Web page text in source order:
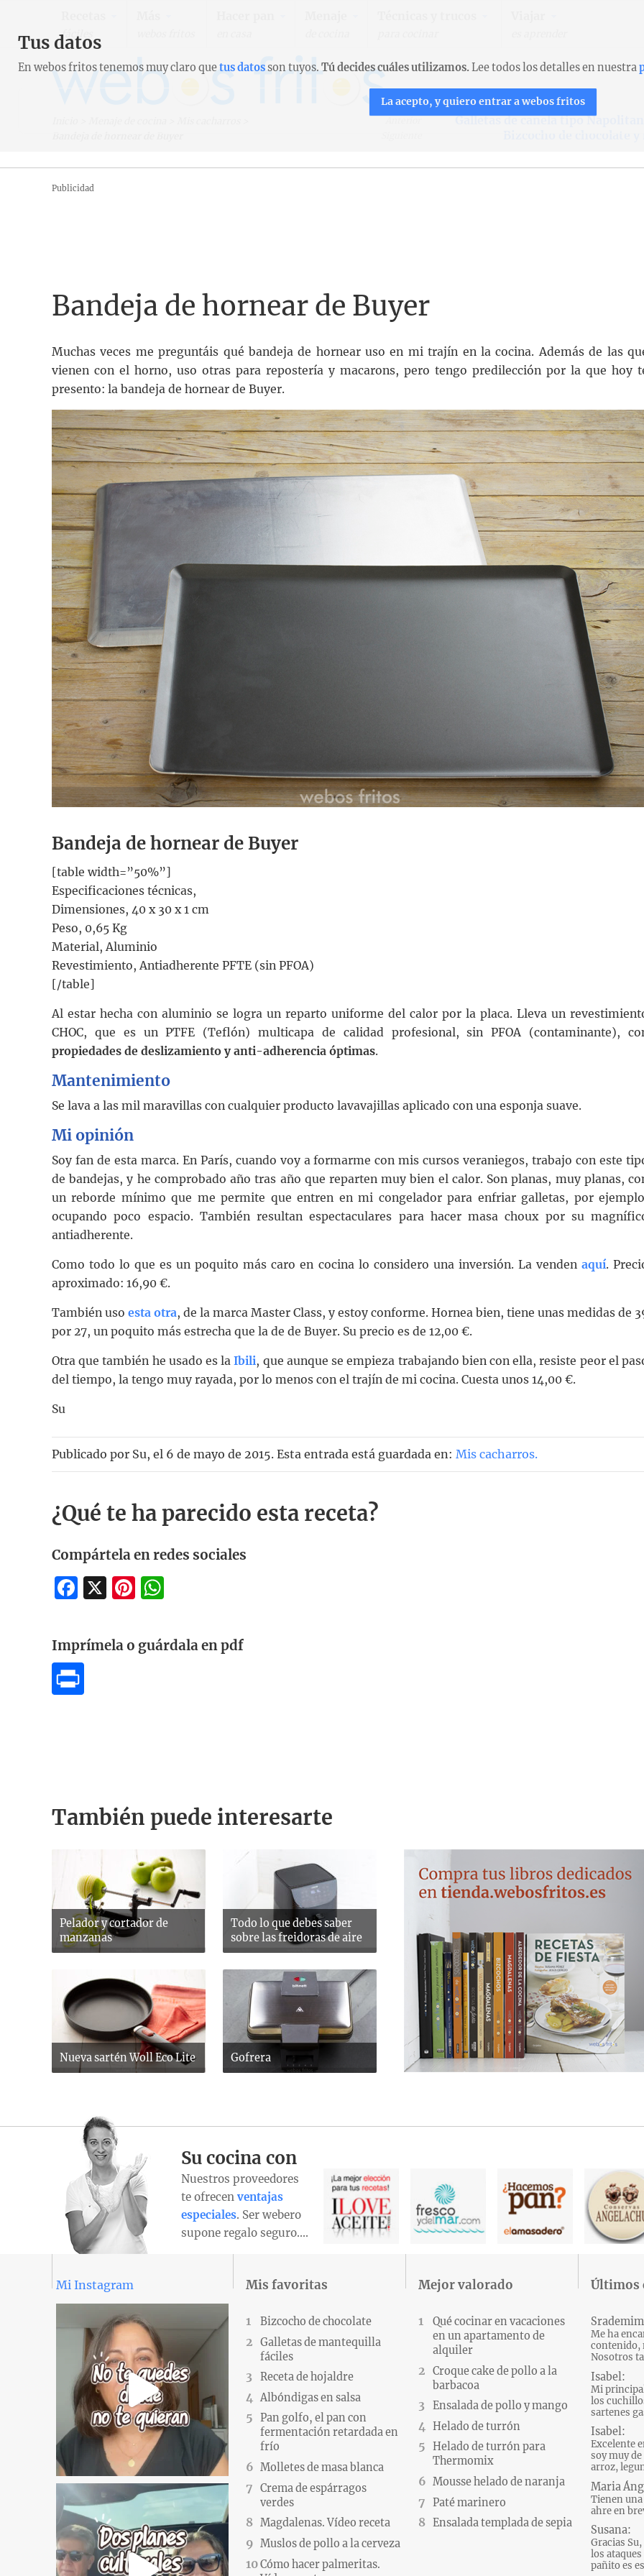
fáciles
Galletas de canela tipo
Publicidad
Bandeja de hornear de Buyer
Muchas veces me preguntáis qué bandeja de hornear uso en mi trajín en la cocina. Además de las
vienen con el horno, uso otras para repostería y macarons, pero tengo predilección por la que hoy
presento: la bandeja de hornear de Buyer.
Bandeja de hornear de Buyer
[table width=”50%”]
Especificaciones técnicas,
Dimensiones, 40 x 30 x 1 cm
Peso, 0,65 Kg
Material, Aluminio
Revestimiento, Antiadherente PFTE (sin PFOA)
[/table]
Al estar hecha con aluminio se logra un reparto uniforme del calor por la placa. Lleva un
CHOC, que es un PTFE (Teflón) multicapa de calidad profesional, sin PFOA (contaminante),
propiedades de deslizamiento y anti-adherencia óptimas.
Mantenimiento
Se lava a las mil maravillas con cualquier producto lavavajillas aplicado con una esponja suave.
Mi opinión
Soy fan de esta marca. En París, cuando voy a formarme con mis cursos veraniegos, trabajo con este
de bandejas, y he comprobado año tras año que reparten muy bien el calor. Son planas, muy planas,
un reborde mínimo que me permite que entren en mi congelador para enfriar galletas, por
ocupando poco espacio. También resultan espectaculares para hacer masa choux por su
antiadherente.
Como todo lo que es un poquito más caro en cocina lo considero una inversión. La venden aquí.
aproximado: 16,90 €.
También uso esta otra, de la marca Master Class, y estoy conforme. Hornea bien, tiene unas medidas de
por 27, un poquito más estrecha que la de de Buyer. Su precio es de 12,00 €.
Otra que también he usado es laIbili, que aunque se empieza trabajando bien con ella, resiste peor el
del tiempo, la tengo muy rayada, por lo menos con el trajín de mi cocina. Cuesta unos 14,00 €.
Su
Publicado por Su, el 6 de mayo de 2015. Esta entrada está guardada en: Mis cacharros.
¿Qué te ha parecido esta receta?
Compártela en redes sociales
Facebook
X Pinterest
Imprímela o guárdala en pdf
También puede interesarte
Pelador y cortador de
manzanas
Todo lo que debes saber
sobre las freidoras de aire
Nueva sartén Woll Eco Lite Gofrera
Su cocina con
Nuestros proveedores
te ofrecen ventajas
especiales. Ser webero
supone regalo seguro….
Mi Instagram Mis favoritas
Bizcocho de chocolate
Galletas de mantequilla
fáciles
Receta de hojaldre
Albóndigas en salsa
Pan golfo, el pan con
fermentación retardada en
frío
Molletes de masa blanca
Crema de espárragos
verdes
Magdalenas. Vídeo receta
Muslos de pollo a la cerveza
Cómo hacer palmeritas.
Mejor valorado
Qué cocinar en vacaciones
en un apartamento de
alquiler
Croque cake de pollo a la
barbacoa
Ensalada de pollo y mango
Helado de turrón
Helado de turrón para
Thermomix
Mousse helado de naranja
Paté marinero
Ensalada templada de sepia
Últimos
Me ha
contenido,
Nosotros
Isabel:
Mi
los
sartenes
Isabel:
Excelente
soy muy
arroz,
Maria
Tienen
ahre en
Susana:
Gracias
los ataques
pañito es
Tus datos
En webos fritos tenemos muy claro quetus datosson tuyos. Tú decides cuáles utilizamos.Lee todos los detalles en nuestra
La acepto, y quiero entrar a webos fritos